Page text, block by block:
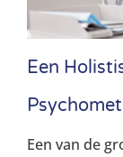
Een
Een van de